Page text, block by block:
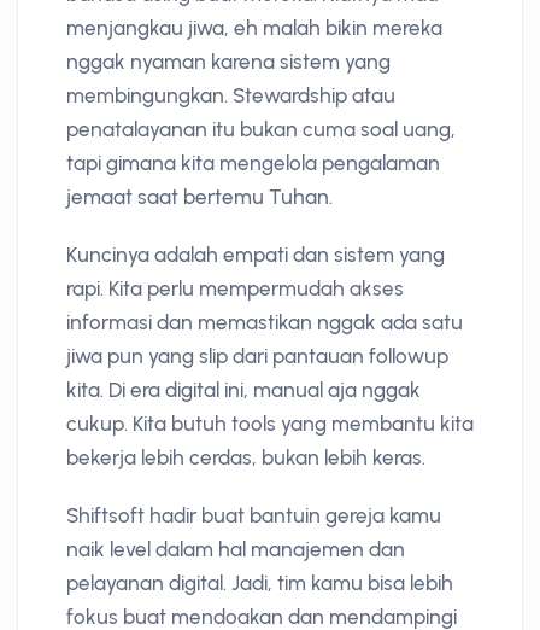
menjangkau jiwa, eh malah bikin mereka
nggak nyaman karena sistem yang
membingungkan. Stewardship atau
penatalayanan itu bukan cuma soal uang,
tapi gimana kita mengelola pengalaman
jemaat saat bertemu Tuhan.
Kuncinya adalah empati dan sistem yang
rapi. Kita perlu mempermudah akses
informasi dan memastikan nggak ada satu
jiwa pun yang slip dari pantauan followup
kita. Di era digital ini, manual aja nggak
cukup. Kita butuh tools yang membantu kita
bekerja lebih cerdas, bukan lebih keras.
Shiftsoft hadir buat bantuin gereja kamu
naik level dalam hal manajemen dan
pelayanan digital. Jadi, tim kamu bisa lebih
fokus buat mendoakan dan mendampingi